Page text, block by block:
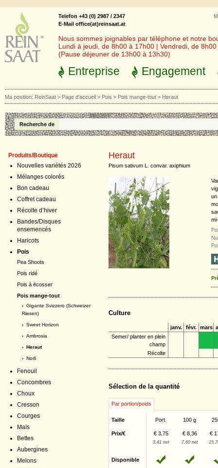
Telefon +43 (0) 2987 / 2347
E-Mail office(at)reinsaat.at
Nous sommes joignables par téléphone et notre
Lundi à jeudi, de 8h00 à 17h00 | Vendredi, de
(Pause déjeuner de 13h00 à 13h30)
Entreprise Engagement
Ma position: ReinSaat > Page d'accueil > Pois > Pois mange-tout > Heraut
Recherche de
Produits/Boutique
Nouvelles variétés 2026
Mélanges colorés
Bon cadeau
Coffret cadeau
Récolte d’hiver
Bandes/Disques
ensemencés
Haricots
Pois
Pea Shoots
Pois ridé
Pois à écosser
Pois mange-tout
› Gigante Svizzero (Schweizer
Riesen)
› Sweet Horizon
› Ambrosia
› Heraut
› Norli
Fenouil
Concombres
Choux
Cresson
Courges
Maïs
Bettes
Aubergines
Melons
Heraut
Pisum sativum L. convar. axiphium
un
Culture
janv. févr. mars
Semer/ planter en plein
champ
Récolte
Sélection de la quantité
Par portion/poids
Taille Port. 100 g
Prix/€ € 3,75 € 8,36 €
3,41 net 7,60 net
Disponible